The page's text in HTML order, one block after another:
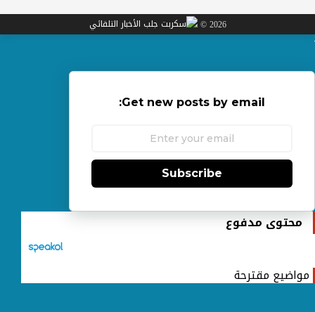
2026 ©
Get new posts by email:
Subscribe
محتوى مدفوع
مواضيع مقترحة